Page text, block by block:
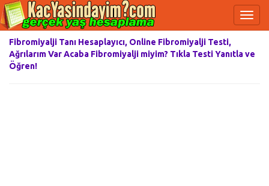
Fibromiyalji Tanı Hesaplayıcı, Online Fibromiyalji Testi,
Ağrılarım Var Acaba Fibromiyalji miyim? Tıkla Testi Yanıtla ve
Öğren!